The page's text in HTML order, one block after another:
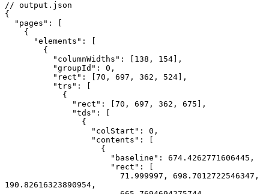
// output.json
{
190.82616323890954,